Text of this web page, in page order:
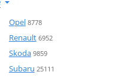
Opel 8778
Renault 6952
Skoda 9859
Subaru 25111